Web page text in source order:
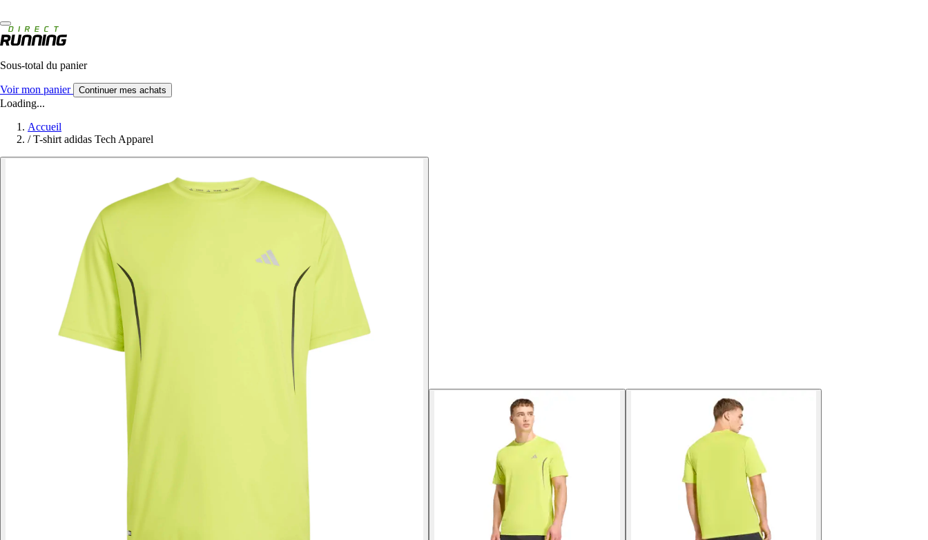
Sous-total du panier
Voir mon panier Continuer mes achats
Loading...
Accueil
/ T-shirt adidas Tech Apparel